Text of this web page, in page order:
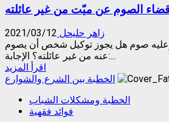
الصوم عن ميّت من غير عائلته
زاهر حليحل 2021/03/12
وعليه صوم هل يجوز توكيل شخص أن يصوم
عنه من غير عائلته؟ الإجابة:...
اقرأ المزيد
more
قضاء
الصوم
الخطبة بين الشرع والشوارع
الخطبة ومشكلات الشباب
فوائد فقهية